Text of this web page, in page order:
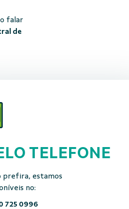
falar
de
TELEFONE
prefira, estamos
no:
725 0996